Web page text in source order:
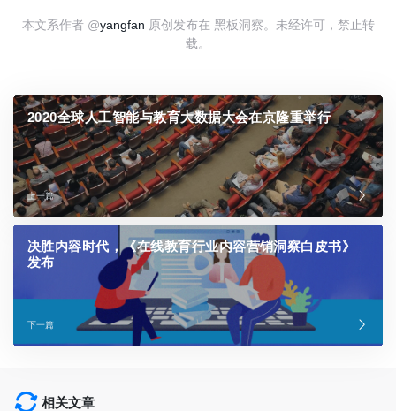
本文系作者 @yangfan 原创发布在 黑板洞察。未经许可，禁止转
载。
2020全球人工智能与教育大数据大会在京隆重举行
上一篇
决胜内容时代，《在线教育行业内容营销洞察白皮书》
发布
下一篇
相关文章